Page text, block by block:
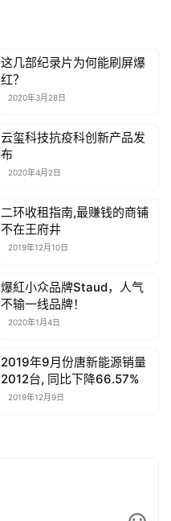
母婴亲子
这几部纪录片为何能刷屏爆
红？
2020年3月28日
母婴亲子
云玺科技抗疫科创新产品发
布
2020年4月2日
母婴亲子
二环收租指南,最赚钱的商铺
不在王府井
2019年12月10日
母婴亲子
爆紅小众品牌Staud，人气
不输一线品牌！
2020年1月4日
母婴亲子
2019年9月份唐新能源销量
2012台, 同比下降66.57%
2019年12月9日